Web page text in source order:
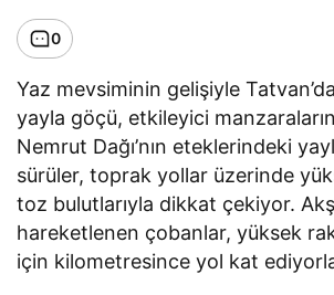
0
Yaz mevsiminin gelişiyle
yayla göçü, etkileyici
Nemrut Dağı’nın eteklerindeki
sürüler, toprak yollar üzerinde
toz bulutlarıyla dikkat çekiyor.
hareketlenen çobanlar, yüksek
için kilometresince yol kat